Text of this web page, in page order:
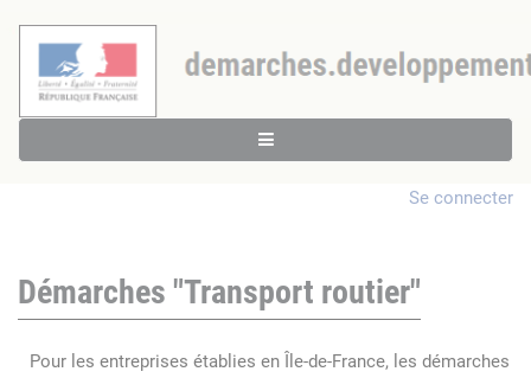
Se connecter
Démarches "Transport routier"
Pour les entreprises établies en Île-de-France, les démarches